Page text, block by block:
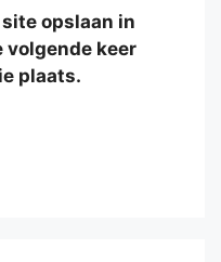
opslaan in
volgende keer
plaats.